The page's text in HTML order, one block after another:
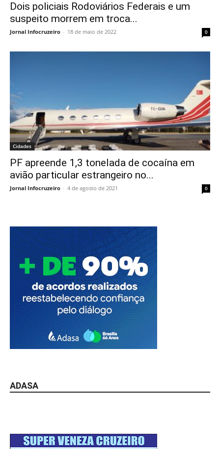
Dois policiais Rodoviários Federais e um
suspeito morrem em troca...
Jornal Infocruzeiro - 18 de maio de 2022 0
Cidades
PF apreende 1,3 tonelada de cocaína em
avião particular estrangeiro no...
Jornal Infocruzeiro - 4 de agosto de 2021 0
ADASA